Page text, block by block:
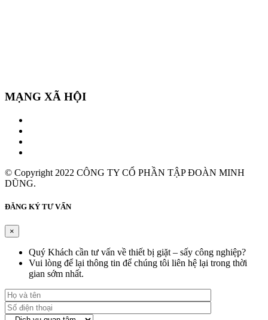
MẠNG XÃ HỘI
© Copyright 2022 CÔNG TY CỔ PHẦN TẬP ĐOÀN MINH
DŨNG.
ĐĂNG KÝ TƯ VẤN
×
Quý Khách cần tư vấn về thiết bị giặt – sấy công nghiệp?
Vui lòng để lại thông tin để chúng tôi liên hệ lại trong thời
gian sớm nhất.